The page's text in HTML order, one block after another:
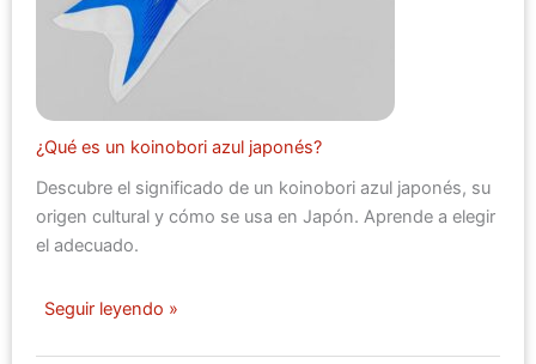
¿Qué es un koinobori azul japonés?
Descubre el significado de un koinobori azul japonés, su
origen cultural y cómo se usa en Japón. Aprende a elegir
el adecuado.
Seguir leyendo »